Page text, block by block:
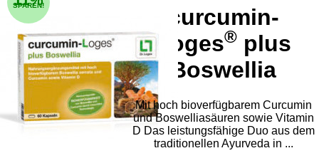
curcumin-
Loges®plus
Boswellia
SPAREN!
Mit hoch bioverfügbarem Curcumin
und Boswelliasäuren sowie Vitamin
D Das leistungsfähige Duo aus dem
traditionellen Ayurveda in ...